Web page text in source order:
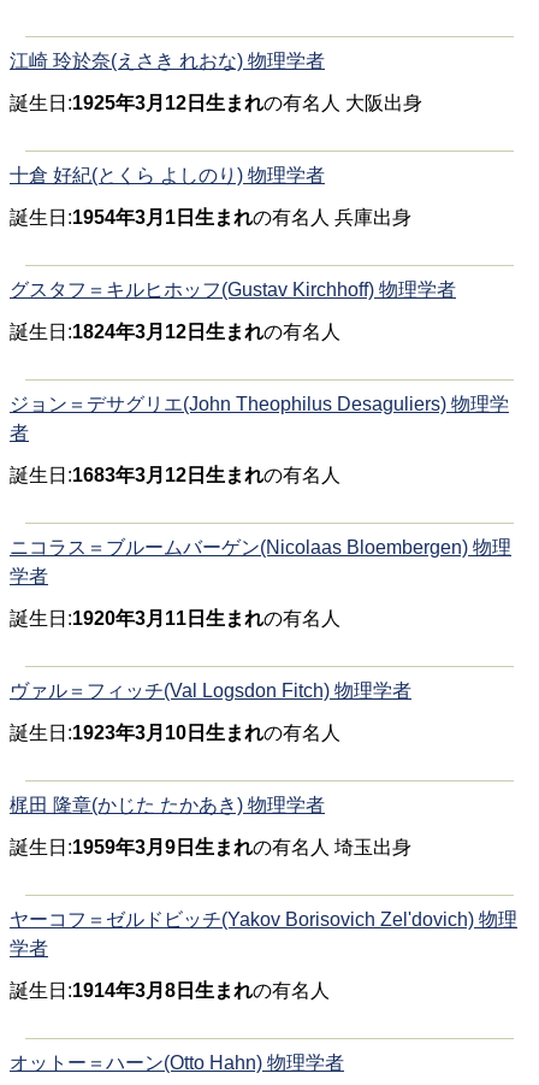
江崎 玲於奈(えさき れおな) 物理学者
誕生日:1925年3月12日生まれの有名人 大阪出身
十倉 好紀(とくら よしのり) 物理学者
誕生日:1954年3月1日生まれの有名人 兵庫出身
グスタフ＝キルヒホッフ(Gustav Kirchhoff) 物理学者
誕生日:1824年3月12日生まれの有名人
ジョン＝デサグリエ(John Theophilus Desaguliers) 物理学
者
誕生日:1683年3月12日生まれの有名人
ニコラス＝ブルームバーゲン(Nicolaas Bloembergen) 物理
学者
誕生日:1920年3月11日生まれの有名人
ヴァル＝フィッチ(Val Logsdon Fitch) 物理学者
誕生日:1923年3月10日生まれの有名人
梶田 隆章(かじた たかあき) 物理学者
誕生日:1959年3月9日生まれの有名人 埼玉出身
ヤーコフ＝ゼルドビッチ(Yakov Borisovich Zel'dovich) 物理
学者
誕生日:1914年3月8日生まれの有名人
オットー＝ハーン(Otto Hahn) 物理学者